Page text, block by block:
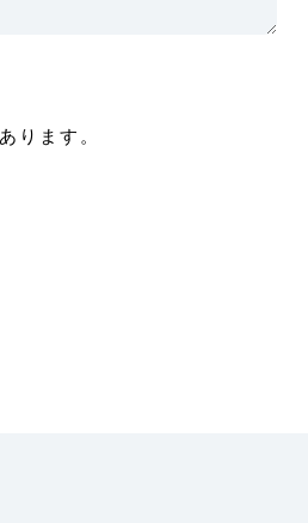
ります。